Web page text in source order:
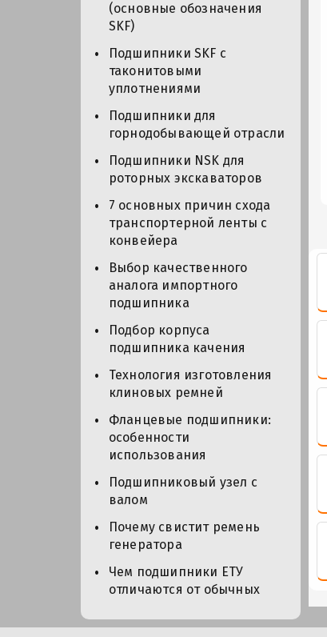
(основные обозначения
SKF)
Подшипники SKF с
таконитовыми
уплотнениями
Подшипники для
горнодобывающей отрасли
Подшипники NSK для
роторных экскаваторов
7 основных причин схода
транспортерной ленты с
конвейера
Выбор качественного
аналога импортного
подшипника
Подбор корпуса
подшипника качения
Технология изготовления
клиновых ремней
Фланцевые подшипники:
особенности
использования
Подшипниковый узел с
валом
Почему свистит ремень
генератора
Чем подшипники ЕТУ
отличаются от обычных